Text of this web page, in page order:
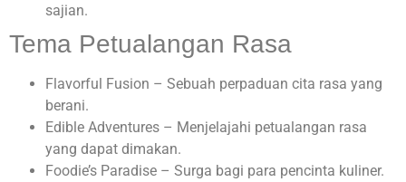
sajian.
Tema Petualangan Rasa
Flavorful Fusion – Sebuah perpaduan cita rasa yang
berani.
Edible Adventures – Menjelajahi petualangan rasa
yang dapat dimakan.
Foodie’s Paradise – Surga bagi para pencinta kuliner.